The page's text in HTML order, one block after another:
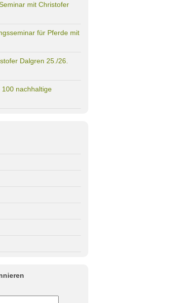
mit Christofer
für Pferde mit
Dalgren 25./26.
100 nachhaltige